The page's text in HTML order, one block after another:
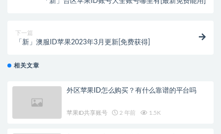
下一篇
「新」澳服ID苹果2023年3月更新[免费获得]
相关文章
外区苹果ID怎么购买？有什么靠谱的平台吗
苹果ID共享账号 2 年前 1.5K